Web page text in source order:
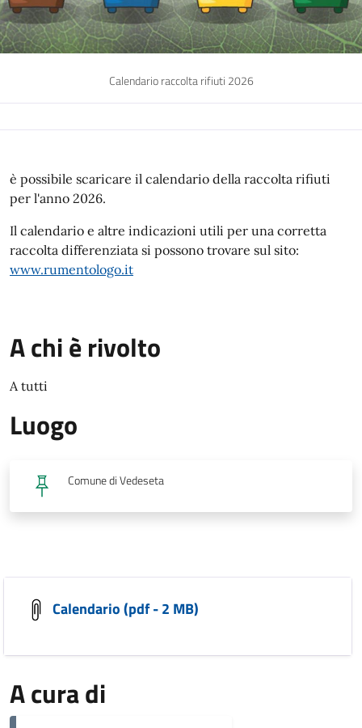
Calendario raccolta rifiuti 2026
è possibile scaricare il calendario della raccolta rifiuti
per l'anno 2026.
Il calendario e altre indicazioni utili per una corretta
raccolta differenziata si possono trovare sul sito:
www.rumentologo.it
A chi è rivolto
A tutti
Luogo
Comune di Vedeseta
Calendario (pdf - 2 MB)
A cura di